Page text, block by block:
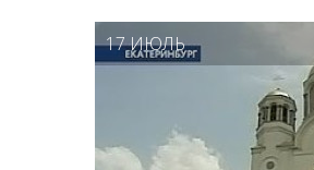
17 ИЮЛЬ